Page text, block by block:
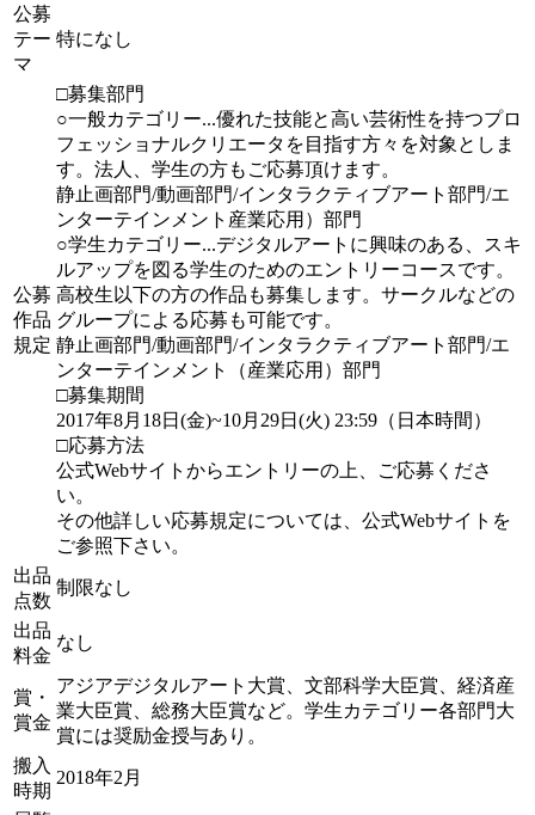
公募
テー
マ
特になし
公募
作品
規定
□募集部門
○一般カテゴリー...優れた技能と高い芸術性を持つプロ
フェッショナルクリエータを目指す方々を対象としま
す。法人、学生の方もご応募頂けます。
静止画部門/動画部門/インタラクティブアート部門/エ
ンターテインメント産業応用）部門
○学生カテゴリー...デジタルアートに興味のある、スキ
ルアップを図る学生のためのエントリーコースです。
高校生以下の方の作品も募集します。サークルなどの
グループによる応募も可能です。
静止画部門/動画部門/インタラクティブアート部門/エ
ンターテインメント（産業応用）部門
□募集期間
2017年8月18日(金)~10月29日(火) 23:59（日本時間）
□応募方法
公式Webサイトからエントリーの上、ご応募くださ
い。
その他詳しい応募規定については、公式Webサイトを
ご参照下さい。
出品
点数
制限なし
出品
料金
なし
賞・
賞金
アジアデジタルアート大賞、文部科学大臣賞、経済産
業大臣賞、総務大臣賞など。学生カテゴリー各部門大
賞には奨励金授与あり。
搬入
時期
2018年2月